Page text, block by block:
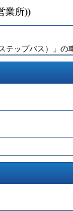
業所))
テップバス）」の